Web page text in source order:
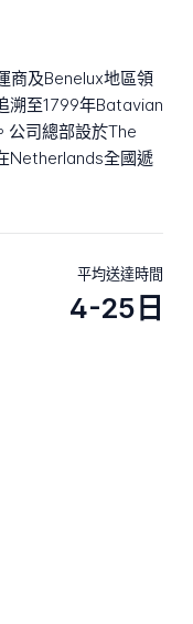
商及Benelux地區領
溯至1799年Batavian
公司總部設於The
Netherlands全國遞
平均送達時間
4-25日